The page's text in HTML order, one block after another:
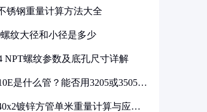
锈钢重量计算方法大全
纹大径和小径是多少
NPT螺纹参数及底孔尺寸详解
是什么管？能否用3205或3505代
镀锌方管单米重量计算与应用